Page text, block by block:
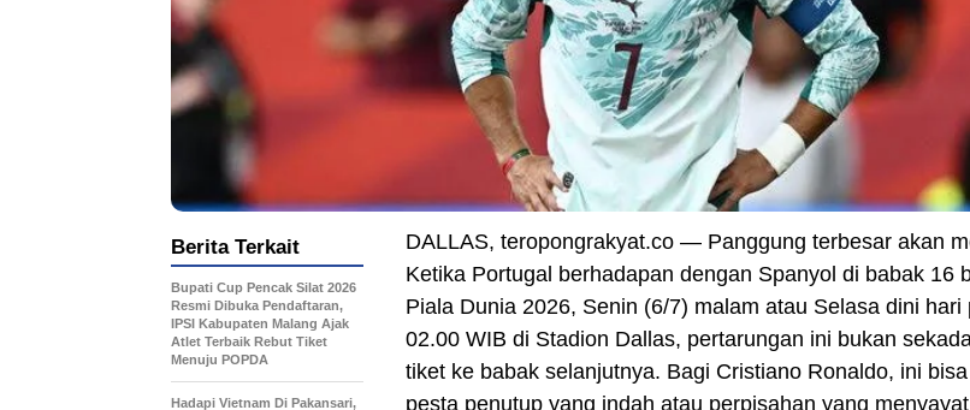
DALLAS, teropongrakyat.co — Panggung terbesar akan
Ketika Portugal berhadapan dengan Spanyol di babak 16
Piala Dunia 2026, Senin (6/7) malam atau Selasa dini hari
02.00 WIB di Stadion Dallas, pertarungan ini bukan
tiket ke babak selanjutnya. Bagi Cristiano Ronaldo, ini
pesta penutup yang indah atau perpisahan yang
Berita Terkait
Bupati Cup Pencak Silat 2026
Resmi Dibuka Pendaftaran,
IPSI Kabupaten Malang Ajak
Atlet Terbaik Rebut Tiket
Menuju POPDA
Hadapi Vietnam Di Pakansari,